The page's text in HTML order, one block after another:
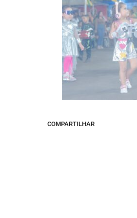
COMPARTILHAR